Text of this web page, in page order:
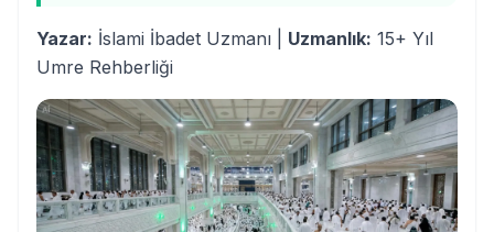
Yazar: İslami İbadet Uzmanı | Uzmanlık: 15+ Yıl
Umre Rehberliği